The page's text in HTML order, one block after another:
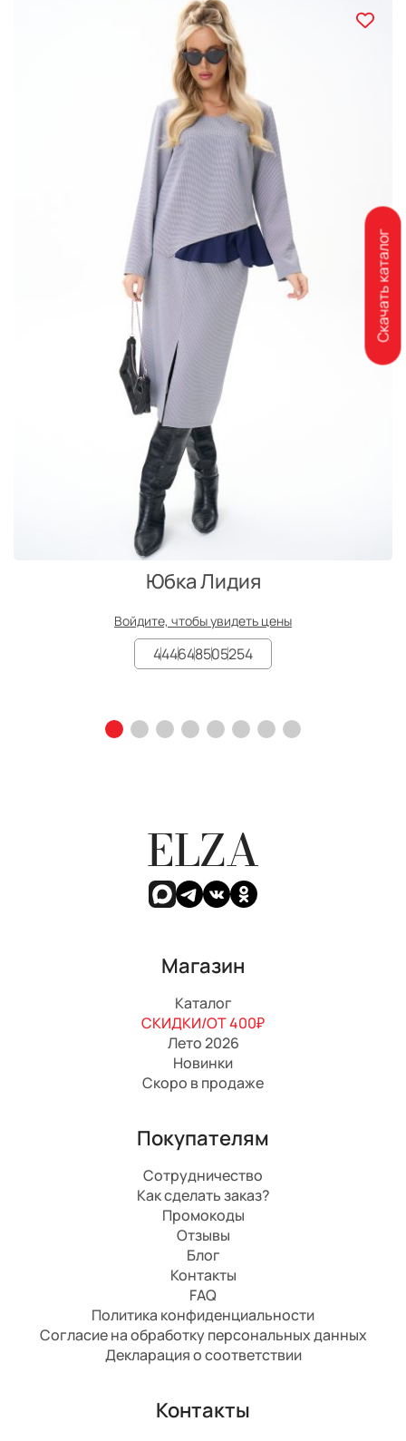
Юбка Лидия
Войдите, чтобы увидеть цены
444648505254
ELZA
Магазин
Каталог
СКИДКИ/ОТ 400₽
Лето 2026
Новинки
Скоро в продаже
Покупателям
Сотрудничество
Как сделать заказ?
Промокоды
Отзывы
Блог
Контакты
FAQ
Политика конфиденциальности
Согласие на обработку персональных данных
Декларация о соответствии
Контакты
Скачать каталог